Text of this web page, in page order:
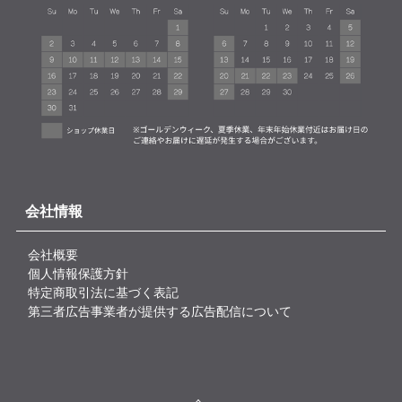
会社情報
会社概要
個人情報保護方針
特定商取引法に基づく表記
第三者広告事業者が提供する広告配信について